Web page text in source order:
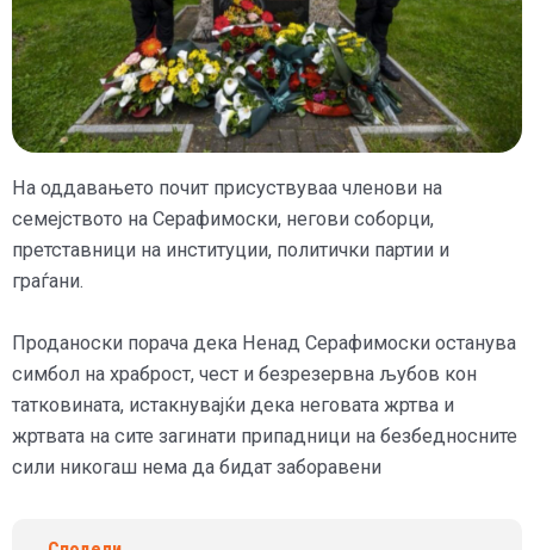
На оддавањето почит присуствуваа членови на
семејството на Серафимоски, негови соборци,
претставници на институции, политички партии и
граѓани.
Проданоски порача дека Ненад Серафимоски останува
симбол на храброст, чест и безрезервна љубов кон
татковината, истакнувајќи дека неговата жртва и
жртвата на сите загинати припадници на безбедносните
сили никогаш нема да бидат заборавени